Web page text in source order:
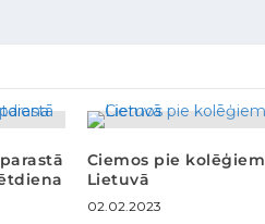
Ciemos pie kolēģiem
Lietuvā
02.02.2023